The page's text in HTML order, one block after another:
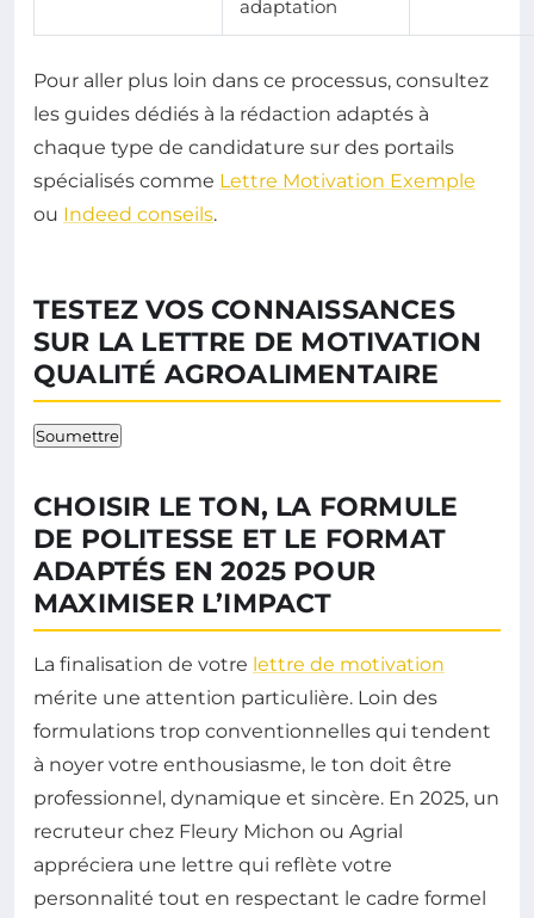
adaptation
Pour aller plus loin dans ce processus, consultez
les guides dédiés à la rédaction adaptés à
chaque type de candidature sur des portails
spécialisés comme Lettre Motivation Exemple
ou Indeed conseils.
TESTEZ VOS CONNAISSANCES
SUR LA LETTRE DE MOTIVATION
QUALITÉ AGROALIMENTAIRE
Soumettre
CHOISIR LE TON, LA FORMULE
DE POLITESSE ET LE FORMAT
ADAPTÉS EN 2025 POUR
MAXIMISER L’IMPACT
La finalisation de votre lettre de motivation
mérite une attention particulière. Loin des
formulations trop conventionnelles qui tendent
à noyer votre enthousiasme, le ton doit être
professionnel, dynamique et sincère. En 2025, un
recruteur chez Fleury Michon ou Agrial
appréciera une lettre qui reflète votre
personnalité tout en respectant le cadre formel